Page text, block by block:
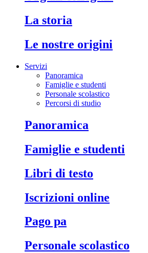
la storia
le nostre origini
Servizi
Panoramica
Famiglie e studenti
Personale scolastico
Percorsi di studio
panoramica
famiglie e studenti
libri di testo
iscrizioni online
pago pa
personale scolastico